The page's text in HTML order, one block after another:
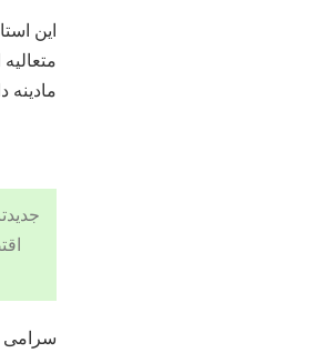
این
مادینه
جدیدترین
سرامی